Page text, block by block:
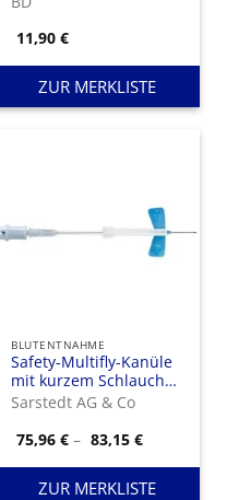
11,90€
ZUR MERKLISTE
BLUTENTNAHME
Safety-Multifly-Kanüle
mit kurzem Schlauch
80 mm
Sarstedt AG & Co
75,96€ – 83,15€
75,96 €
bis
83,15 €
ZUR MERKLISTE